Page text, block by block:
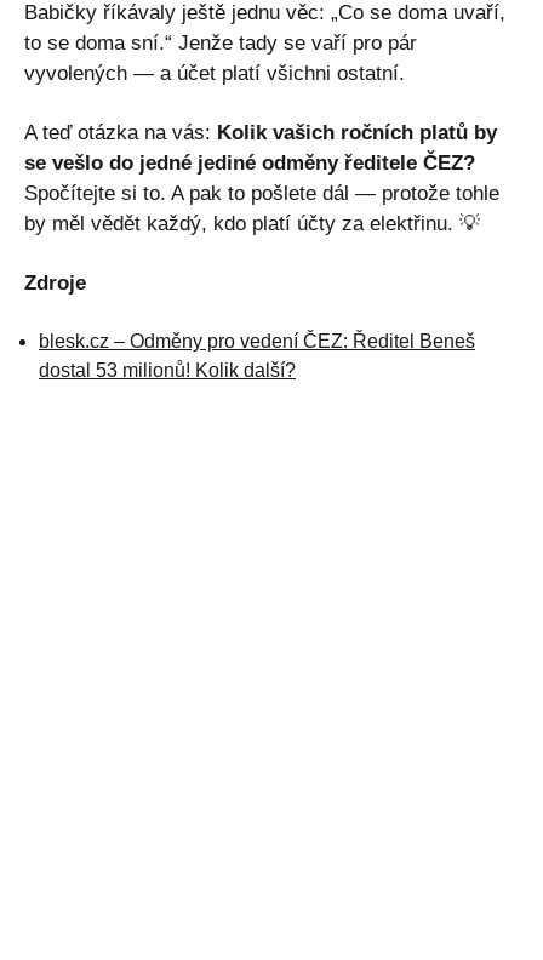
Babičky říkávaly ještě jednu věc: „Co se doma uvaří,
to se doma sní.“ Jenže tady se vaří pro pár
vyvolených — a účet platí všichni ostatní.
A teď otázka na vás: Kolik vašich ročních platů by
se vešlo do jedné jediné odměny ředitele ČEZ?
Spočítejte si to. A pak to pošlete dál — protože tohle
by měl vědět každý, kdo platí účty za elektřinu. 💡
Zdroje
blesk.cz – Odměny pro vedení ČEZ: Ředitel Beneš
dostal 53 milionů! Kolik další?